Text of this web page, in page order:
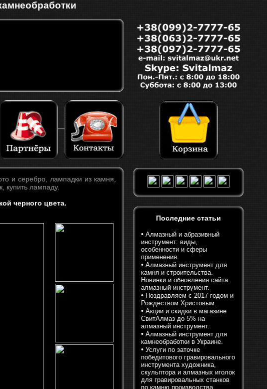
и серебро, лампадки из камня,
купить лампаду.
черного цвета.
Последние статьи
• Алмазный и абразивный
инструмент: виды,
особенности и сферы
применения.
• Алмазный инструмент для
камня и строительства.
Новинки и обновления сайта
алмазный инструмент.
• Поздравляем с 2017 годом и
Рождеством Христовым.
• Акции и скидки в магазине
СвитАлмаз до 5% на
алмазный инструмент.
• Алмазный инструмент для
камнеобработки в Украине.
• Услуги по заточке
победитового гравировального
инструмента художника,
скульптора и алмазных иголок
для гравировальных станков
по камню производства